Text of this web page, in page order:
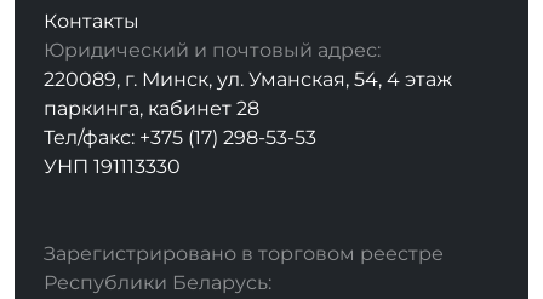
Контакты
Юридический и почтовый адрес:
220089, г. Минск, ул. Уманская, 54, 4 этаж
паркинга, кабинет 28
Тел/факс: +375 (17) 298-53-53
УНП 191113330
Зарегистрировано в торговом реестре
Республики Беларусь: